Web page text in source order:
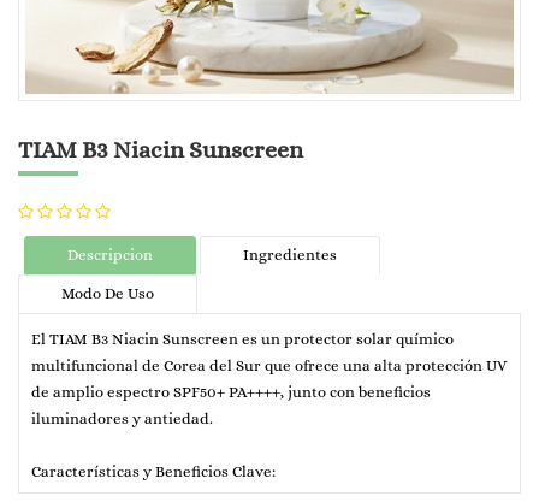
TIAM B3 Niacin Sunscreen
Descripcion Ingredientes
Modo De Uso
El TIAM B3 Niacin Sunscreen es un protector solar químico
multifuncional de Corea del Sur que ofrece una alta protección UV
de amplio espectro SPF50+ PA++++, junto con beneficios
iluminadores y antiedad.
Características y Beneficios Clave: